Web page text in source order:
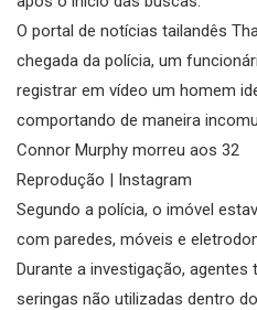
O portal de notícias tailandês
chegada da polícia, um
registrar em vídeo um homem
comportando de maneira
Connor Murphy morreu aos 32
Reprodução | Instagram
Segundo a polícia, o imóvel
com paredes, móveis e
Durante a investigação,
seringas não utilizadas dentro